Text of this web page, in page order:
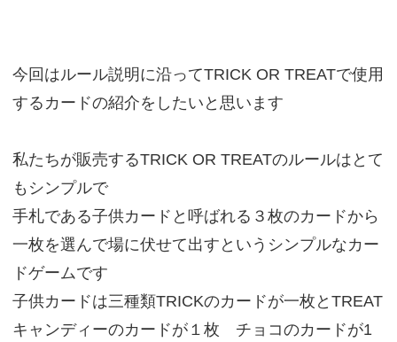
今回はルール説明に沿ってTRICK OR TREATで使用
するカードの紹介をしたいと思います
私たちが販売するTRICK OR TREATのルールはとて
もシンプルで
手札である子供カードと呼ばれる３枚のカードから
一枚を選んで場に伏せて出すというシンプルなカー
ドゲームです
子供カードは三種類TRICKのカードが一枚とTREAT
キャンディーのカードが１枚 チョコのカードが1